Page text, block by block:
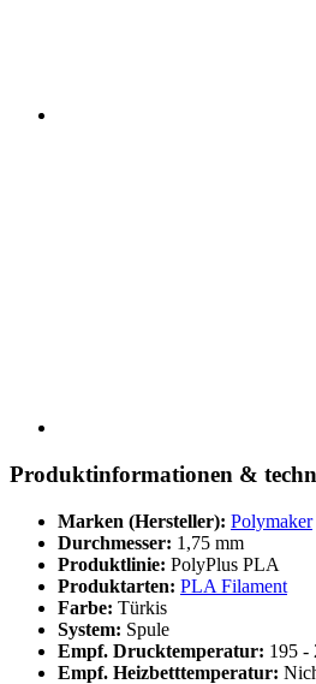
Produktinformationen &
Marken (Hersteller): Polymaker
Durchmesser: 1,75 mm
Produktlinie: PolyPlus PLA
Produktarten: PLA Filament
Farbe: Türkis
System: Spule
Empf. Drucktemperatur: 195 -
Empf. Heizbetttemperatur: